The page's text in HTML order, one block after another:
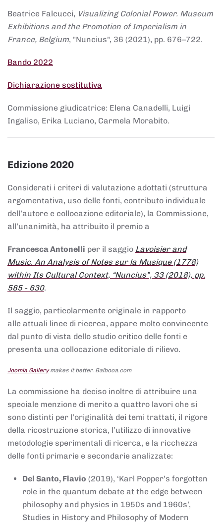
Beatrice Falcucci, Visualizing Colonial Power. Museum
Exhibitions and the Promotion of Imperialism in
France, Belgium, "Nuncius", 36 (2021), pp. 676–722.
Bando 2022
Dichiarazione sostitutiva
Commissione giudicatrice: Elena Canadelli, Luigi
Ingaliso, Erika Luciano, Carmela Morabito.
Edizione 2020
Considerati i criteri di valutazione adottati (struttura
argomentativa, uso delle fonti, contributo individuale
dell’autore e collocazione editoriale), la Commissione,
all’unanimità, ha attribuito il premio a
Francesca Antonelli per il saggio Lavoisier and
Music. An Analysis of Notes sur la Musique (1778)
within Its Cultural Context, “Nuncius”, 33 (2018), pp.
585 - 630.
Il saggio, particolarmente originale in rapporto
alle attuali linee di ricerca, appare molto convincente
dal punto di vista dello studio critico delle fonti e
presenta una collocazione editoriale di rilievo.
Joomla Gallerymakes it better. Balbooa.com
La commissione ha deciso inoltre di attribuire una
speciale menzione di merito a quattro lavori che si
sono distinti per l’originalità dei temi trattati, il rigore
della ricostruzione storica, l’utilizzo di innovative
metodologie sperimentali di ricerca, e la ricchezza
delle fonti primarie e secondarie analizzate:
Del Santo, Flavio (2019), ‘Karl Popper’s forgotten
role in the quantum debate at the edge between
philosophy and physics in 1950s and 1960s’,
Studies in History and Philosophy of Modern